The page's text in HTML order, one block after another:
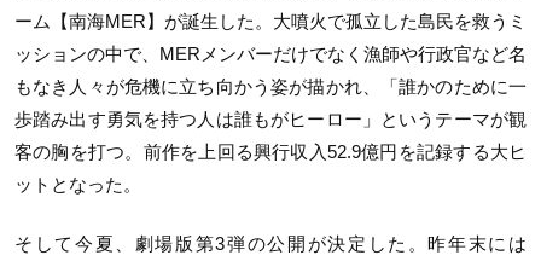
ーム【南海MER】が誕生した。大噴火で孤立した島民を救うミ
ッションの中で、MERメンバーだけでなく漁師や行政官など名
もなき人々が危機に立ち向かう姿が描かれ、「誰かのために一
歩踏み出す勇気を持つ人は誰もがヒーロー」というテーマが観
客の胸を打つ。前作を上回る興行収入52.9億円を記録する大ヒ
ットとなった。
そして今夏、劇場版第3弾の公開が決定した。昨年末には